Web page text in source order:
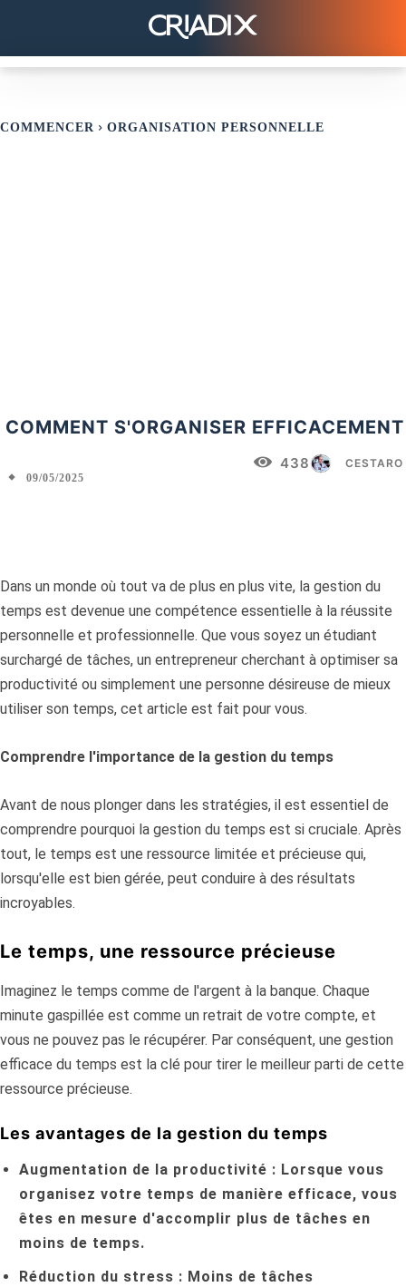
COMMENCER ORGANISATION PERSONNELLE
COMMENT S'ORGANISER EFFICACEMENT
CESTARO
09/05/2025
438
Dans un monde où tout va de plus en plus vite, la gestion du
temps est devenue une compétence essentielle à la réussite
personnelle et professionnelle. Que vous soyez un étudiant
surchargé de tâches, un entrepreneur cherchant à optimiser sa
productivité ou simplement une personne désireuse de mieux
utiliser son temps, cet article est fait pour vous.
Comprendre l'importance de la gestion du temps
Avant de nous plonger dans les stratégies, il est essentiel de
comprendre pourquoi la gestion du temps est si cruciale. Après
tout, le temps est une ressource limitée et précieuse qui,
lorsqu'elle est bien gérée, peut conduire à des résultats
incroyables.
Le temps, une ressource précieuse
Imaginez le temps comme de l'argent à la banque. Chaque
minute gaspillée est comme un retrait de votre compte, et
vous ne pouvez pas le récupérer. Par conséquent, une gestion
efficace du temps est la clé pour tirer le meilleur parti de cette
ressource précieuse.
Les avantages de la gestion du temps
Augmentation de la productivité : Lorsque vous
organisez votre temps de manière efficace, vous
êtes en mesure d'accomplir plus de tâches en
moins de temps.
Réduction du stress : Moins de tâches